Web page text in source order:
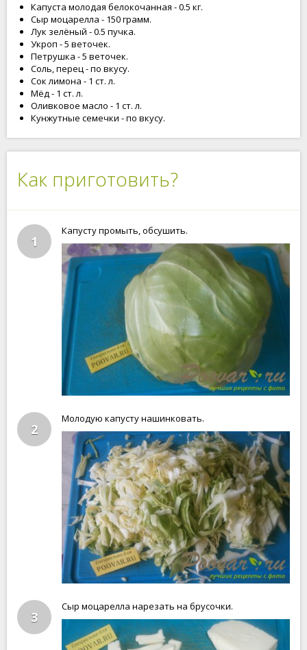
Капуста молодая белокочанная - 0.5 кг.
Сыр моцарелла - 150 грамм.
Лук зелёный - 0.5 пучка.
Укроп - 5 веточек.
Петрушка - 5 веточек.
Соль, перец - по вкусу.
Сок лимона - 1 ст. л.
Мёд - 1 ст. л.
Оливковое масло - 1 ст. л.
Кунжутные семечки - по вкусу.
Как приготовить?
1
Капусту промыть, обсушить.
2
Молодую капусту нашинковать.
3
Сыр моцарелла нарезать на брусочки.